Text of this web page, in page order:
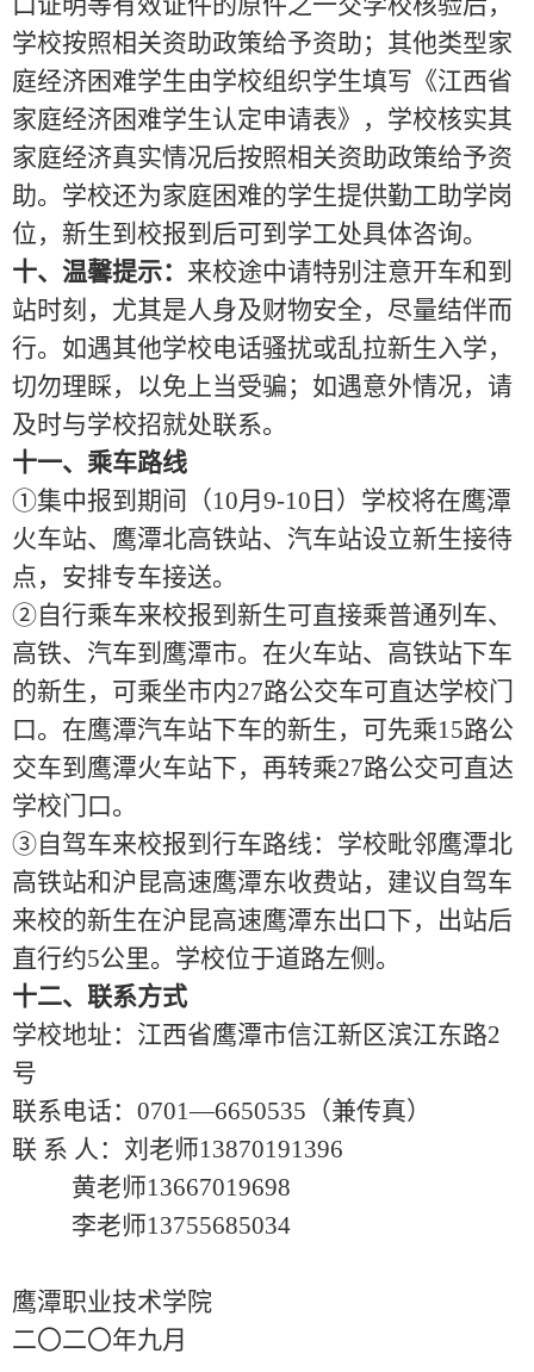
学校按照相关资助政策给予资助；其他类型家
庭经济困难学生由学校组织学生填写《江西省
家庭经济困难学生认定申请表》，学校核实其
家庭经济真实情况后按照相关资助政策给予资
助。学校还为家庭困难的学生提供勤工助学岗
位，新生到校报到后可到学工处具体咨询。
十、温馨提示： 来校途中请特别注意开车和到
站时刻，尤其是人身及财物安全，尽量结伴而
行。如遇其他学校电话骚扰或乱拉新生入学，
切勿理睬，以免上当受骗；如遇意外情况，请
及时与学校招就处联系。
十一、乘车路线
①集中报到期间（10月9-10日）学校将在鹰潭
火车站、鹰潭北高铁站、汽车站设立新生接待
点，安排专车接送。
②自行乘车来校报到新生可直接乘普通列车、
高铁、汽车到鹰潭市。在火车站、高铁站下车
的新生，可乘坐市内27路公交车可直达学校门
口。在鹰潭汽车站下车的新生，可先乘15路公
交车到鹰潭火车站下，再转乘27路公交可直达
学校门口。
③自驾车来校报到行车路线：学校毗邻鹰潭北
高铁站和沪昆高速鹰潭东收费站，建议自驾车
来校的新生在沪昆高速鹰潭东出口下，出站后
直行约5公里。学校位于道路左侧。
十二、联系方式
学校地址：江西省鹰潭市信江新区滨江东路2
号
联系电话： 0701—6650535（兼传真）
联 系 人：刘老师13870191396
黄老师13667019698
李老师13755685034
鹰潭职业技术学院
二〇二〇年九月